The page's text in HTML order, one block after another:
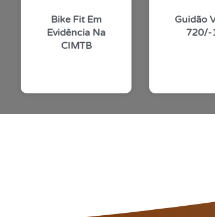
Bike Fit Em
Evidência Na
CIMTB
Guidão
720/-